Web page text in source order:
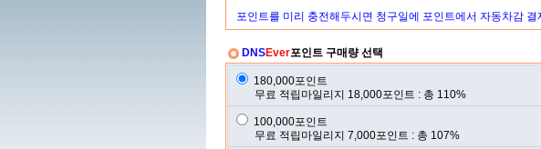
포인트를 미리 충전해두시면 청구일에 포인트에서 자동차감
DNSEver포인트 구매량 선택
180,000포인트
무료 적립마일리지 18,000포인트 : 총 110%
100,000포인트
무료 적립마일리지 7,000포인트 : 총 107%